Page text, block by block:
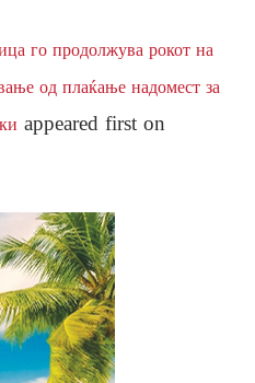
го продолжува рокот на
од плаќање надомест за
appeared first on